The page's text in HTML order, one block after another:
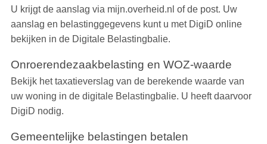
U krijgt de aanslag via mijn.overheid.nl of de post. Uw
aanslag en belastinggegevens kunt u met DigiD online
bekijken in de Digitale Belastingbalie.
Onroerendezaakbelasting en WOZ-waarde
Bekijk het taxatieverslag van de berekende waarde van
uw woning in de digitale Belastingbalie. U heeft daarvoor
DigiD nodig.
Gemeentelijke belastingen betalen